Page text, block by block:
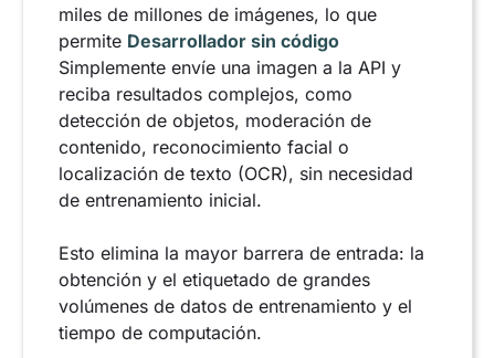
miles de millones de imágenes, lo que
permite Desarrollador sin código
Simplemente envíe una imagen a la API y
reciba resultados complejos, como
detección de objetos, moderación de
contenido, reconocimiento facial o
localización de texto (OCR), sin necesidad
de entrenamiento inicial.
Esto elimina la mayor barrera de entrada: la
obtención y el etiquetado de grandes
volúmenes de datos de entrenamiento y el
tiempo de computación.